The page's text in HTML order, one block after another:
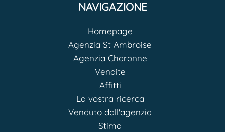
NAVIGAZIONE
Homepage
Agenzia St Ambroise
Agenzia Charonne
Vendite
Affitti
La vostra ricerca
Venduto dall'agenzia
Stima